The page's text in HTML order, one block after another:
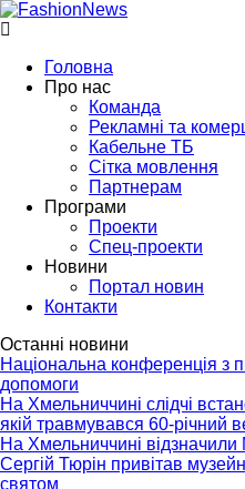
Головна
Про нас
Команда
Рекламні та
Кабельне ТБ
Сітка мовлення
Партнерам
Програми
Проекти
Спец-проекти
Новини
Портал новин
Контакти
Останні новини
Національна конференція з
допомоги
На Хмельниччині слідчі
якій травмувався 60-річний
На Хмельниччині відзначили
Сергій Тюрін привітав
святом